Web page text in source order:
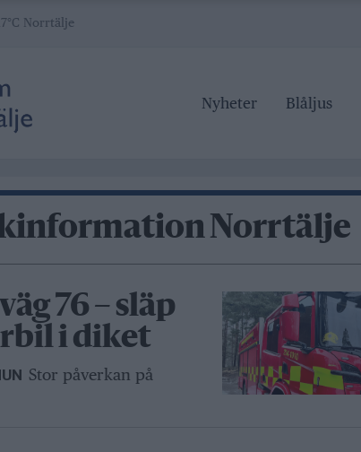
Norrtälje
Nyheter Blåljus
Norrtälje
76 – släp
i diket
Stor påverkan på